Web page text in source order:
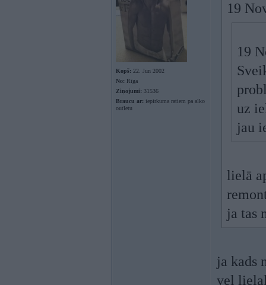
Kopš: 22. Jun 2002
No: Rīga
Ziņojumi: 31536
Braucu ar: iepirkuma ratiem pa alko
outletu
19
19
uz
jau
lielā
ja tas
ja kads
vel